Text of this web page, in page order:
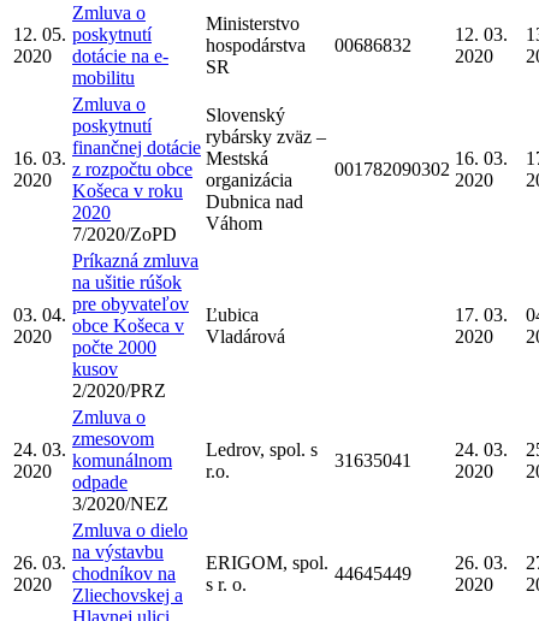
12. 05.
2020
Zmluva o
poskytnutí
dotácie na e-
mobilitu
Ministerstvo
hospodárstva
SR
00686832
12. 03.
2020
16. 03.
2020
Zmluva o
poskytnutí
finančnej dotácie
z rozpočtu obce
Košeca v roku
2020
7/2020/ZoPD
Slovenský
rybársky zväz –
Mestská
organizácia
Dubnica nad
Váhom
001782090302
16. 03.
2020
03. 04.
2020
Príkazná zmluva
na ušitie rúšok
pre obyvateľov
obce Košeca v
počte 2000
kusov
2/2020/PRZ
Ľubica
Vladárová
17. 03.
2020
24. 03.
2020
Zmluva o
zmesovom
komunálnom
odpade
3/2020/NEZ
Ledrov, spol. s
r.o.
31635041
24. 03.
2020
26. 03.
2020
Zmluva o dielo
na výstavbu
chodníkov na
Zliechovskej a
Hlavnej ulici
ERIGOM, spol.
s r. o.
44645449
26. 03.
2020